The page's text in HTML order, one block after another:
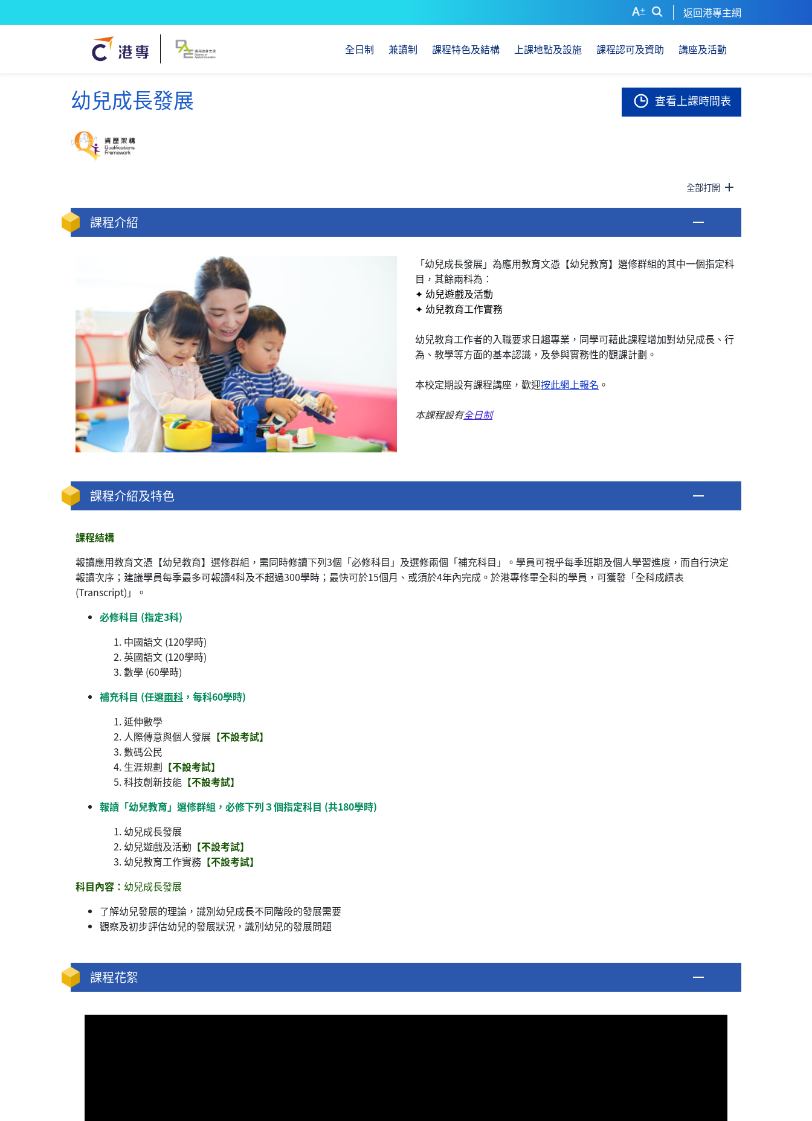
返回港專主網
全日制 兼讀制 課程特色及結構 上課地點及設施 課程認可及資助 講座及活動
幼兒成長發展 查看上課時間表
全部打開
課程介紹
「幼兒成長發展」為應用教育文憑【幼兒教育】選修群組的其中一個指定科
目，其餘兩科為：
✦ 幼兒遊戲及活動
✦ 幼兒教育工作實務
幼兒教育工作者的入職要求日趨專業，同學可藉此課程增加對幼兒成長、行
為、教學等方面的基本認識，及參與實務性的觀課計劃。
本校定期設有課程講座，歡迎按此網上報名 。
本課程設有全日制
課程介紹及特色
課程結構
報讀應用教育文憑【幼兒教育】選修群組，需同時修讀下列3個「必修科目」及選修兩個「補充科目」。學員可視乎每季班期及個人學習進度，而自行決定
報讀次序；建議學員每季最多可報讀4科及不超過300學時；最快可於15個月、或須於4年內完成。於港專修畢全科的學員，可獲發「全科成績表
(Transcript)」。
必修科目 (指定3科)
中國語文 (120學時)
英國語文 (120學時)
數學 (60學時)
補充科目 (任選兩科 ，每科60學時)
延伸數學
人際傳意與個人發展 【不設考試】
數碼公民
生涯規劃 【不設考試】
科技創新技能 【不設考試】
報讀「幼兒教育」選修群組，必修下列３個指定科目 (共180學時)
幼兒成長發展
幼兒遊戲及活動 【不設考試】
幼兒教育工作實務 【不設考試】
科目內容： 幼兒成長發展
了解幼兒發展的理論，識別幼兒成長不同階段的發展需要
觀察及初步評估幼兒的發展狀況，識別幼兒的發展問題
課程花絮